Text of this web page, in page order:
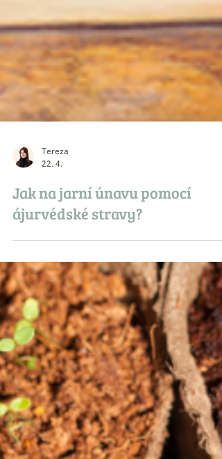
Tereza
22. 4.
Jak na jarní únavu pomocí
ájurvédské stravy?